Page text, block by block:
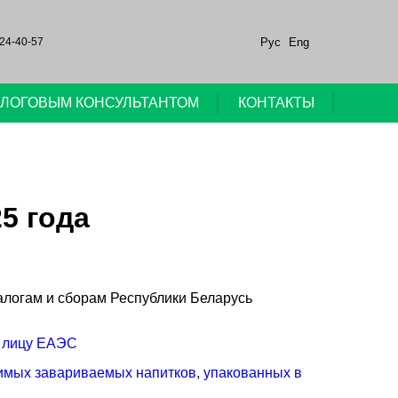
40-57 Рус Eng
КОНСУЛЬТАНТОМ КОНТАКТЫ
года
и сборам Республики Беларусь
лицу ЕАЭС
завариваемых напитков, упакованных в